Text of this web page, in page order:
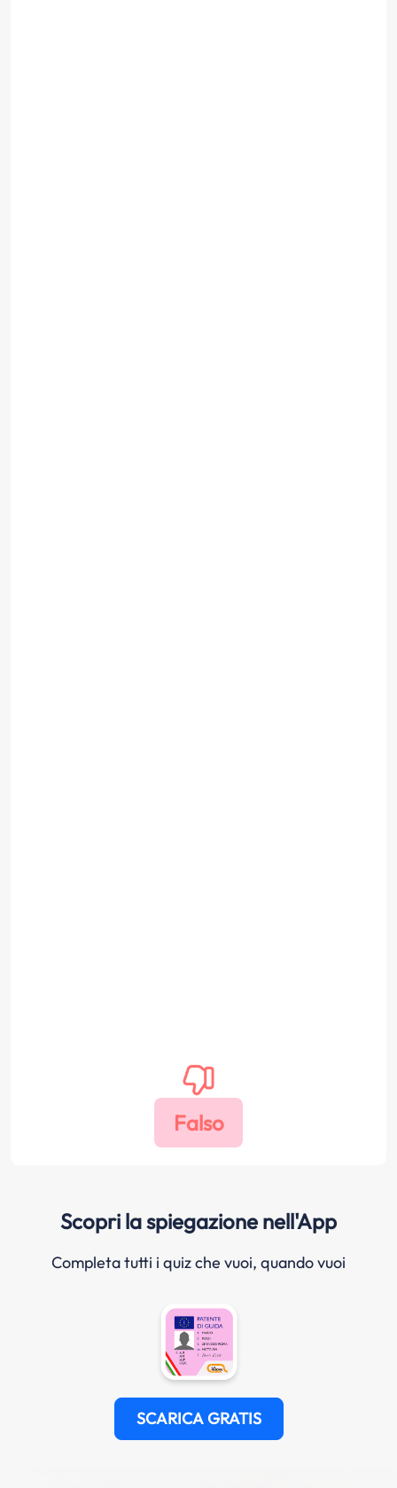
Scopri la spiegazione nell'App
Completa tutti i quiz che vuoi, quando vuoi
SCARICA GRATIS